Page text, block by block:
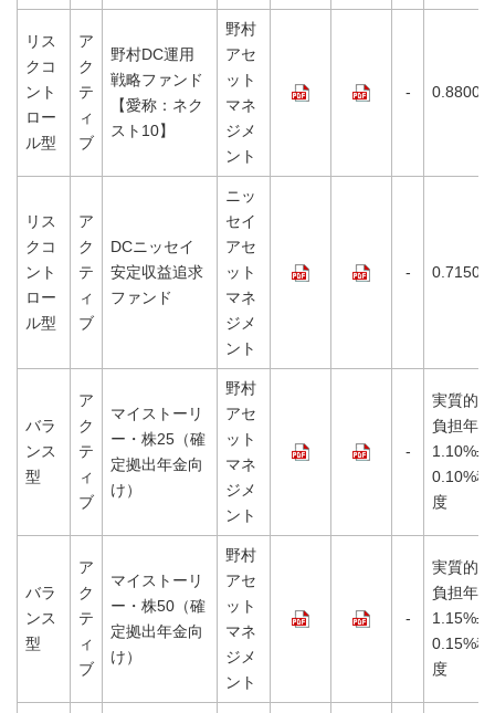
リス
クコ
ント
ロー
ル型
ア
ク
テ
ィ
ブ
野村DC運用
戦略ファンド
【愛称：ネク
スト10】
野村
アセ
ット
マネ
ジメ
ント
- 0.8800%
リス
クコ
ント
ロー
ル型
ア
ク
テ
ィ
ブ
DCニッセイ
安定収益追求
ファンド
ニッ
セイ
アセ
ット
マネ
ジメ
ント
- 0.7150%
バラ
ンス
型
ア
ク
テ
ィ
ブ
マイストーリ
ー・株25（確
定拠出年金向
け）
野村
アセ
ット
マネ
ジメ
ント
-
実質的な
負担年
1.10%±
0.10%程
度
バラ
ンス
型
ア
ク
テ
ィ
ブ
マイストーリ
ー・株50（確
定拠出年金向
け）
野村
アセ
ット
マネ
ジメ
ント
-
実質的な
負担年
1.15%±
0.15%程
度